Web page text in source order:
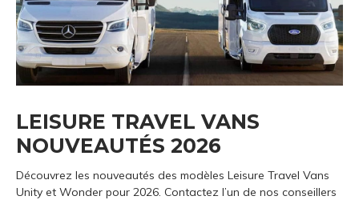
LEISURE TRAVEL VANS
NOUVEAUTÉS 2026
Découvrez les nouveautés des modèles Leisure Travel Vans
Unity et Wonder pour 2026. Contactez l’un de nos conseillers